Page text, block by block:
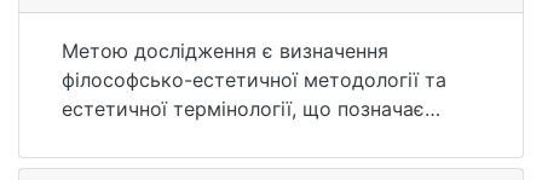
Метою дослідження є визначення
філософсько-естетичної методології та
естетичної термінології, що позначає
кінематографі.